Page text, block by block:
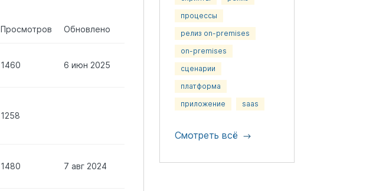
Просмотров Обновлено
1460 6 июн 2025
1258
1480 7 авг 2024
процессы
релиз on-premises
on-premises
сценарии
платформа
приложение
saas
Смотреть всё